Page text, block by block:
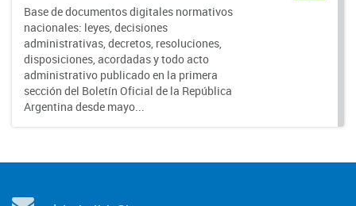
Base de documentos digitales normativos
nacionales: leyes, decisiones
administrativas, decretos, resoluciones,
disposiciones, acordadas y todo acto
administrativo publicado en la primera
sección del Boletín Oficial de la República
Argentina desde mayo...